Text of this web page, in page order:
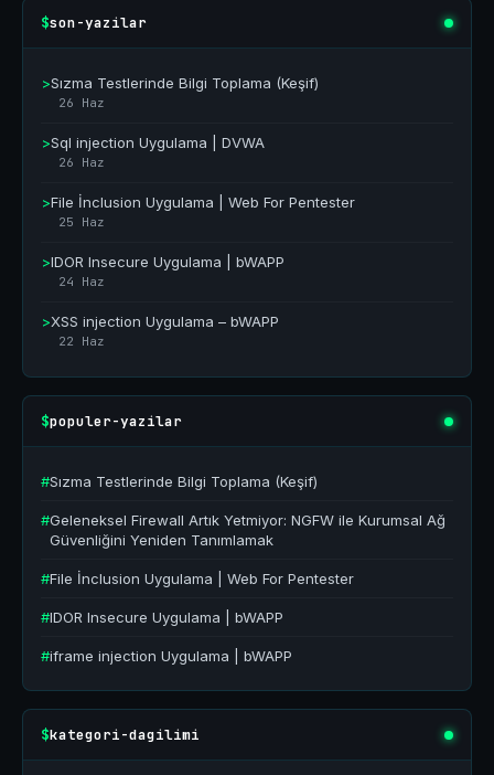
$son-yazilar
>Sızma Testlerinde Bilgi Toplama (Keşif)
26 Haz
>Sql injection Uygulama | DVWA
26 Haz
>File İnclusion Uygulama | Web For Pentester
25 Haz
>IDOR Insecure Uygulama | bWAPP
24 Haz
>XSS injection Uygulama – bWAPP
22 Haz
$populer-yazilar
#Sızma Testlerinde Bilgi Toplama (Keşif)
#Geleneksel Firewall Artık Yetmiyor: NGFW ile Kurumsal Ağ
Güvenliğini Yeniden Tanımlamak
#File İnclusion Uygulama | Web For Pentester
#IDOR Insecure Uygulama | bWAPP
#iframe injection Uygulama | bWAPP
$kategori-dagilimi